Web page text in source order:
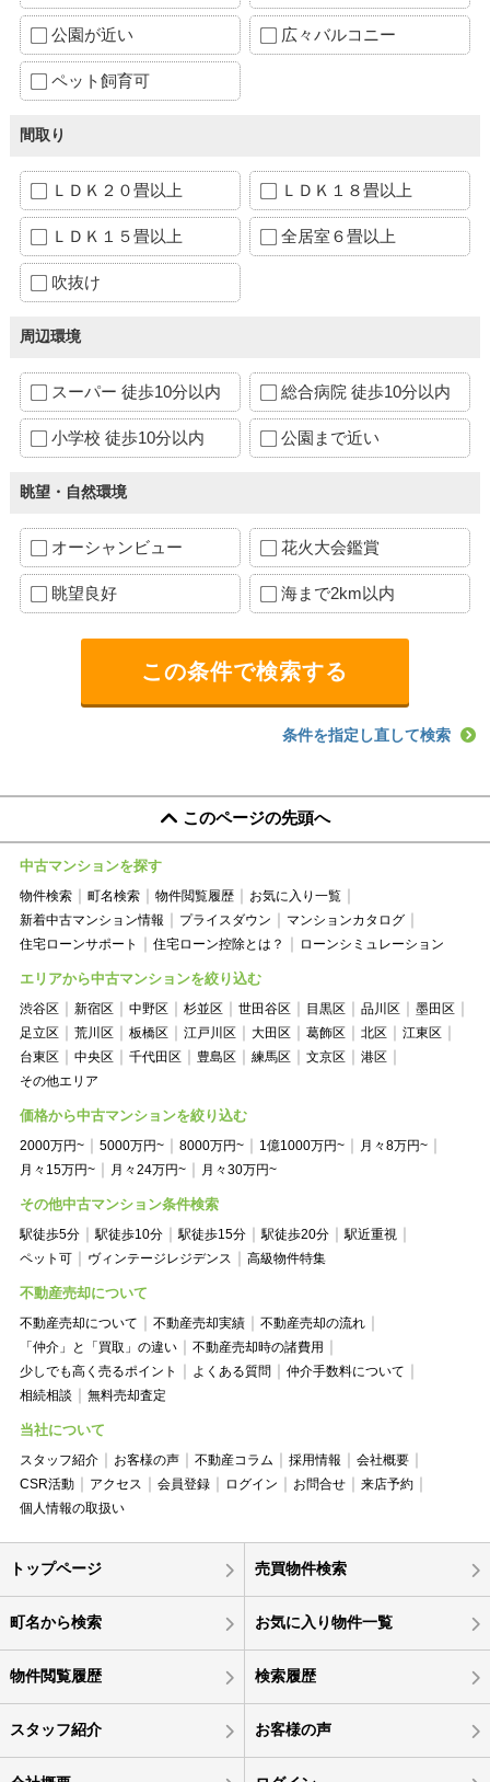
公園が近い 広々バルコニー
ペット飼育可
間取り
ＬＤＫ２０畳以上 ＬＤＫ１８畳以上
ＬＤＫ１５畳以上 全居室６畳以上
吹抜け
周辺環境
スーパー 徒歩10分以内 総合病院 徒歩10分以内
小学校 徒歩10分以内 公園まで近い
眺望・自然環境
オーシャンビュー 花火大会鑑賞
眺望良好 海まで2km以内
条件を指定し直して検索
このページの先頭へ
中古マンションを探す
物件検索 町名検索 物件閲覧履歴
お気に入り一覧
新着中古マンション情報
プライスダウン
マンションカタログ
住宅ローンサポート
住宅ローン控除とは？ ローンシミュレーション
エリアから中古マンションを絞り込む
渋谷区 新宿区 中野区 杉並区 世田谷区 目黒区 品川区
墨田区
足立区
荒川区 板橋区 江戸川区 大田区 葛飾区 北区
江東区
台東区
中央区 千代田区 豊島区 練馬区 文京区
港区
その他エリア
価格から中古マンションを絞り込む
2000万円~ 5000万円~ 8000万円~ 1億1000万円~
月々8万円~
月々15万円~
月々24万円~ 月々30万円~
その他中古マンション条件検索
駅徒歩5分 駅徒歩10分 駅徒歩15分 駅徒歩20分
駅近重視
ペット可
ヴィンテージレジデンス 高級物件特集
不動産売却について
不動産売却について 不動産売却実績
不動産売却の流れ
「仲介」と「買取」の違い
不動産売却時の諸費用
少しでも高く売るポイント
よくある質問
仲介手数料について
相続相談
無料売却査定
当社について
スタッフ紹介 お客様の声 不動産コラム 採用情報
会社概要
CSR活動
アクセス 会員登録 ログイン お問合せ
来店予約
個人情報の取扱い
トップページ 売買物件検索
町名から検索 お気に入り物件一覧
物件閲覧履歴 検索履歴
スタッフ紹介 お客様の声